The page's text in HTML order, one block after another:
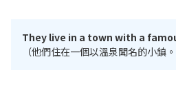
They live in a town with a
（他們住在一個以溫泉聞名的小鎮。